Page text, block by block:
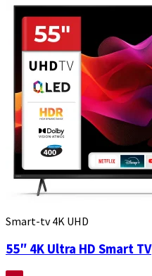
Smart-tv 4K UHD
55″ 4K Ultra HD Smart TV